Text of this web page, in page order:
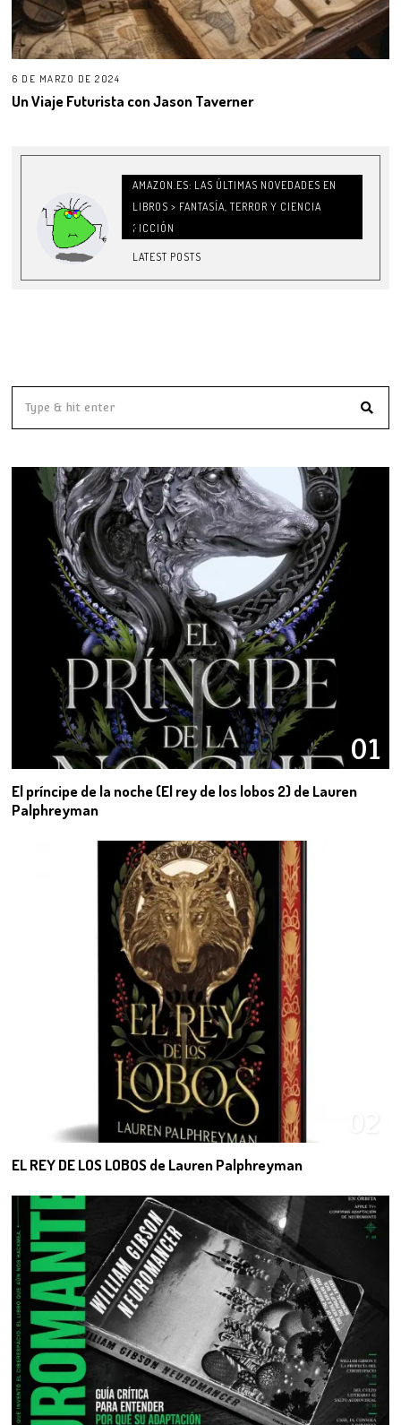
6 DE MARZO DE 2024
Un Viaje Futurista con Jason Taverner
AMAZON.ES: LAS ÚLTIMAS NOVEDADES EN
LIBROS > FANTASÍA, TERROR Y CIENCIA
FICCIÓN
LATEST POSTS
01
El príncipe de la noche (El rey de los lobos 2) de Lauren
Palphreyman
EL REY DE LOS LOBOS de Lauren Palphreyman